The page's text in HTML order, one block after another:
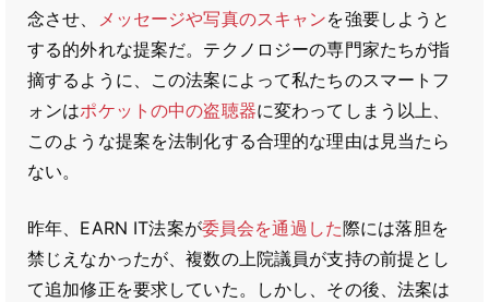
念させ、
メッセージや写真のスキャンを強要しようと
する的外れな提案だ。テクノロジーの専門家たちが指
摘するように、この法案によって私たちのスマートフ
ォンはポケットの中の盗聴器に変わってしまう以上、
このような提案を法制化する合理的な理由は見当たら
ない。
昨年、EARN IT法案が委員会を通過した際には落胆を
禁じえなかったが、複数の上院議員が支持の前提とし
て追加修正を要求していた。しかし、その後、法案は